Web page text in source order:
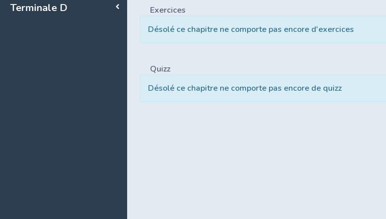
Terminale D
Exercices
Désolé ce chapitre ne comporte pas encore d'exercices
Quizz
Désolé ce chapitre ne comporte pas encore de quizz